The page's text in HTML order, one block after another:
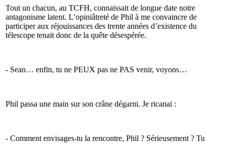
Tout un chacun, au TCFH, connaissait de longue date notre
antagonisme latent. L’opiniâtreté de Phil à me convaincre de
participer aux réjouissances des trente années d’existence du
télescope tenait donc de la quête désespérée.
- Sean… enfin, tu ne PEUX pas ne PAS venir, voyons…
Phil passa une main sur son crâne dégarni. Je ricanai :
- Comment envisages-tu la rencontre, Phil ? Sérieusement ? Tu